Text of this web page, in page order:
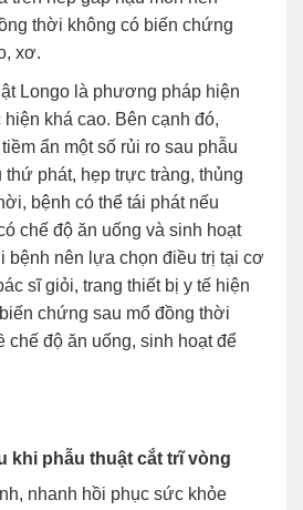
thời không có biến chứng
xơ.
Longo là phương pháp hiện
khá cao. Bên cạnh đó,
ẩn một số rủi ro sau phẫu
phát, hẹp trực tràng, thủng
bệnh có thể tái phát nếu
chế độ ăn uống và sinh hoạt
bệnh nên lựa chọn điều trị tại cơ
sĩ giỏi, trang thiết bị y tế hiện
chứng sau mổ đồng thời
độ ăn uống, sinh hoạt để
khi phẫu thuật cắt trĩ vòng
nhanh hồi phục sức khỏe